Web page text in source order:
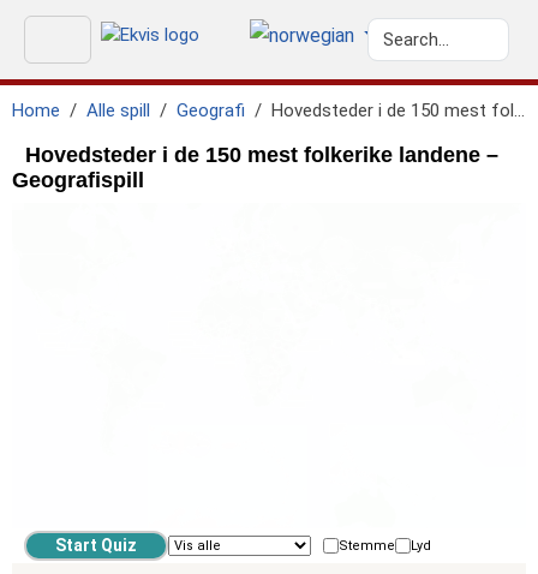
Home Alle spill Geografi Hovedsteder i de 150 mest folkerike landene
Hovedsteder i de 150 mest folkerike landene –
Geografispill
Stemme Lyd